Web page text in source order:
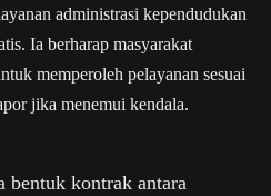
administrasi kependudukan
Ia berharap masyarakat
memperoleh pelayanan sesuai
jika menemui kendala.
bentuk kontrak antara